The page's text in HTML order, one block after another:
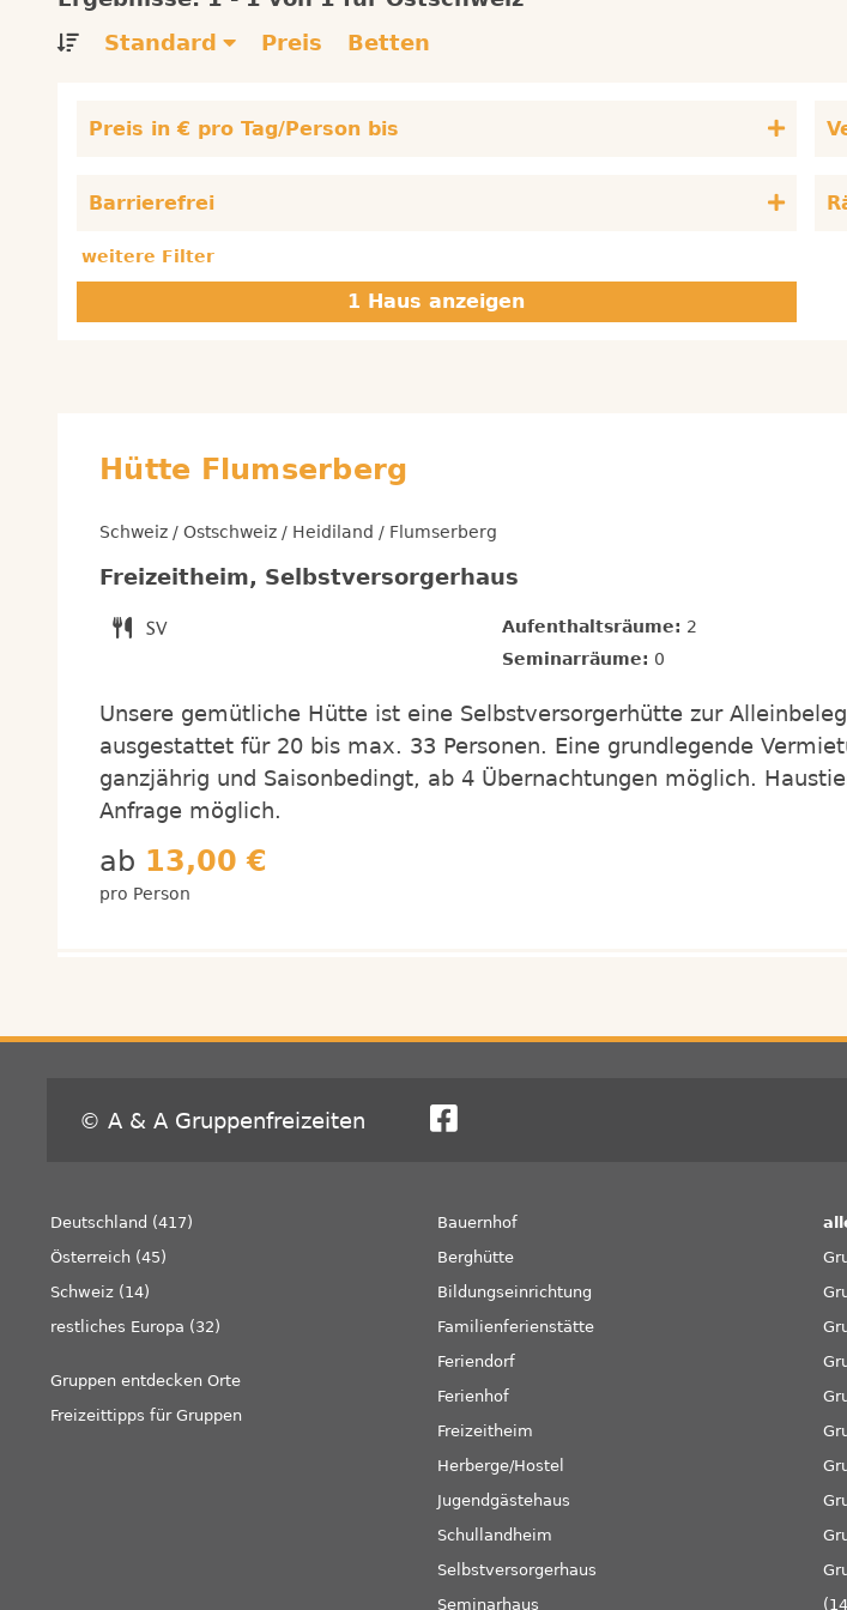
Standard
Preis Betten
Preis in € pro Tag/Person bis
Barrierefrei
weitere Filter
Hütte Flumserberg
Schweiz / Ostschweiz / Heidiland / Flumserberg
Freizeitheim, Selbstversorgerhaus
Aufenthaltsräume: 2
Seminarräume: 0
Unsere gemütliche Hütte ist eine Selbstversorgerhütte zur
ausgestattet für 20 bis max. 33 Personen. Eine grundlegende
ganzjährig und Saisonbedingt, ab 4 Übernachtungen möglich.
Anfrage möglich.
ab 13,00 €
pro Person
© A & A Gruppenfreizeiten
Deutschland (417)
Österreich (45)
Schweiz (14)
restliches Europa (32)
Gruppen entdecken Orte
Freizeittipps für Gruppen
Bauernhof
Berghütte
Bildungseinrichtung
Familienferienstätte
Feriendorf
Ferienhof
Freizeitheim
Herberge/Hostel
Jugendgästehaus
Schullandheim
Selbstversorgerhaus
Seminarhaus